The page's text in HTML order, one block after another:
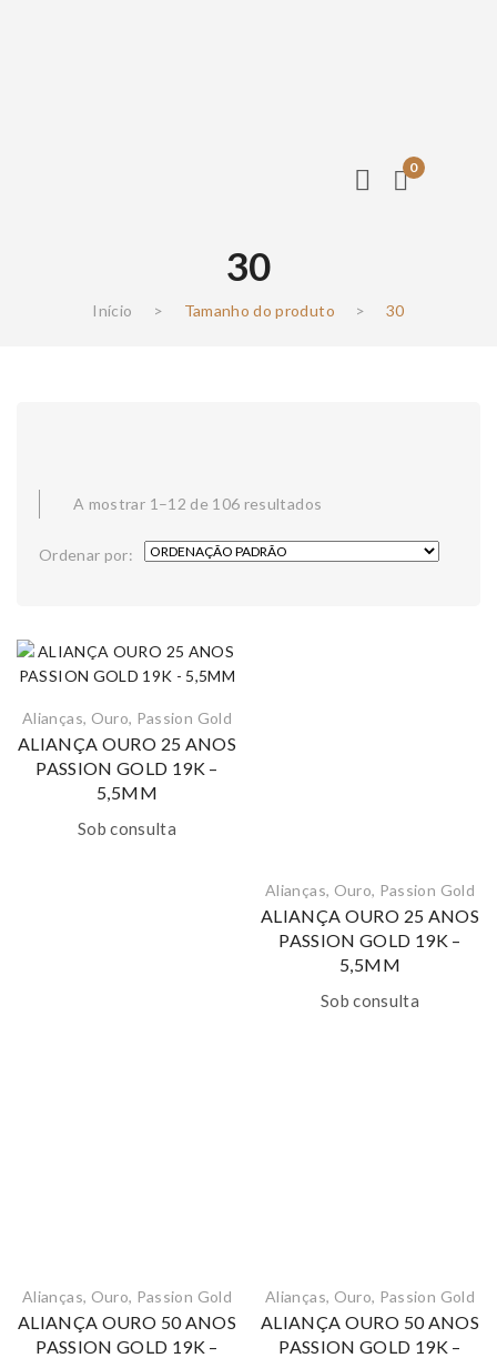
0
30
Início > Tamanho do produto > 30
A mostrar 1–12 de 106 resultados
Ordenar por:
Alianças, Ouro, Passion Gold
ALIANÇA OURO 25 ANOS
PASSION GOLD 19K –
5,5MM
Sob consulta
Alianças, Ouro, Passion Gold
ALIANÇA OURO 25 ANOS
PASSION GOLD 19K –
5,5MM
Sob consulta
Alianças, Ouro, Passion Gold
ALIANÇA OURO 50 ANOS
PASSION GOLD 19K –
Alianças, Ouro, Passion Gold
ALIANÇA OURO 50 ANOS
PASSION GOLD 19K –